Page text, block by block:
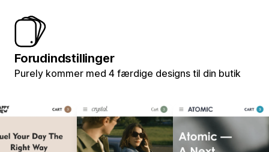
Forudindstillinger
Purely kommer med 4 færdige designs til din butik